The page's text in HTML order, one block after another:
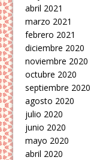
abril 2021
marzo 2021
febrero 2021
diciembre 2020
noviembre 2020
octubre 2020
septiembre 2020
agosto 2020
julio 2020
junio 2020
mayo 2020
abril 2020